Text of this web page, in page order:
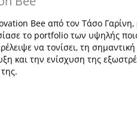
Bee από τον Τάσο Γαρίνη,
το portfolio των υψηλής
να τονίσει, τη
και την ενίσχυση της